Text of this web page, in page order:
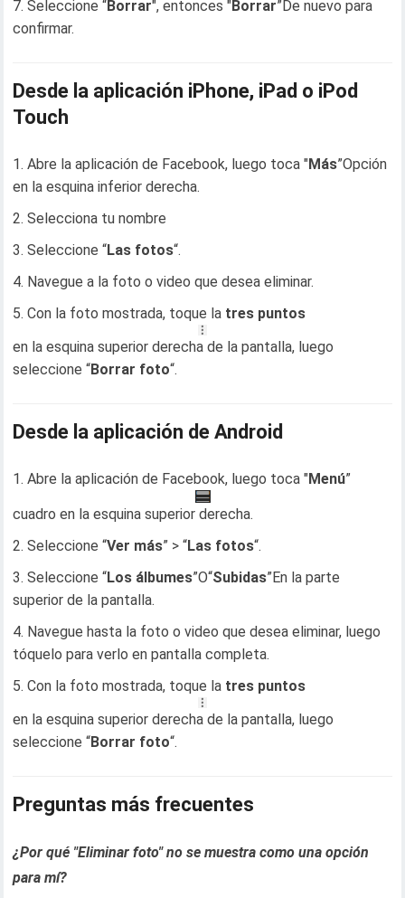
Seleccione “Borrar", entonces "Borrar”De nuevo para
confirmar.
Desde la aplicación iPhone, iPad o iPod
Touch
Abre la aplicación de Facebook, luego toca "Más”Opción
en la esquina inferior derecha.
Selecciona tu nombre
Seleccione “Las fotos“.
Navegue a la foto o video que desea eliminar.
Con la foto mostrada, toque la tres puntos
en la esquina superior derecha de la pantalla, luego
seleccione “Borrar foto“.
Desde la aplicación de Android
Abre la aplicación de Facebook, luego toca "Menú”
cuadro en la esquina superior derecha.
Seleccione “Ver más” > “Las fotos“.
Seleccione “Los álbumes”O“Subidas”En la parte
superior de la pantalla.
Navegue hasta la foto o video que desea eliminar, luego
tóquelo para verlo en pantalla completa.
Con la foto mostrada, toque la tres puntos
en la esquina superior derecha de la pantalla, luego
seleccione “Borrar foto“.
Preguntas más frecuentes
¿Por qué "Eliminar foto" no se muestra como una opción
para mí?